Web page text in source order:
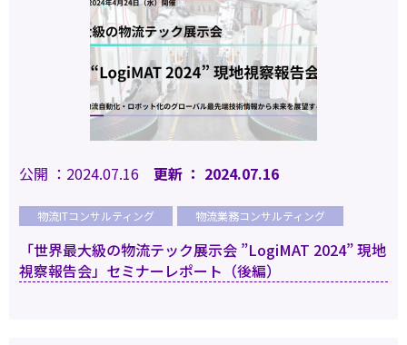
公開 ：2024.07.16 更新 ： 2024.07.16
物流ITコンサルティング 物流業務コンサルティング
「世界最大級の物流テック展示会 ”LogiMAT 2024” 現地
視察報告会」セミナーレポート（後編）